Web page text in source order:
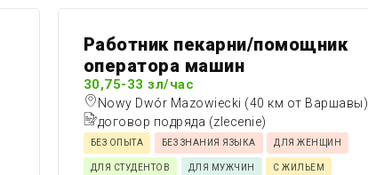
Работник пекарни/помощник
оператора машин
30,75-33 зл/час
Nowy Dwór Mazowiecki (40 км от Варшавы)
договор подряда (zlecenie)
БЕЗ ОПЫТА БЕЗ ЗНАНИЯ ЯЗЫКА ДЛЯ ЖЕНЩИН
ДЛЯ СТУДЕНТОВ ДЛЯ МУЖЧИН С ЖИЛЬЕМ